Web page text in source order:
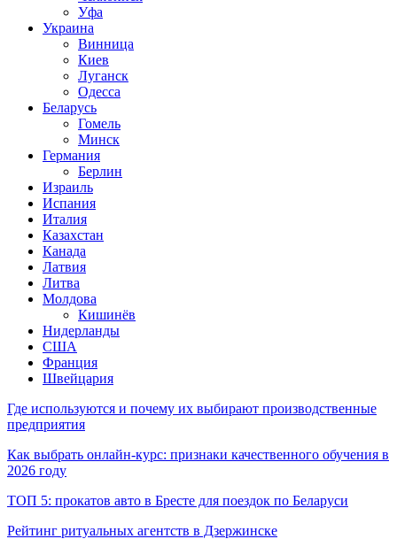
Уфа
Украина
Винница
Киев
Луганск
Одесса
Беларусь
Гомель
Минск
Германия
Берлин
Израиль
Испания
Италия
Казахстан
Канада
Латвия
Литва
Молдова
Кишинёв
Нидерланды
США
Франция
Швейцария
Где используются и почему их выбирают производственные
предприятия
Как выбрать онлайн-курс: признаки качественного обучения в
2026 году
ТОП 5: прокатов авто в Бресте для поездок по Беларуси
Рейтинг ритуальных агентств в Дзержинске